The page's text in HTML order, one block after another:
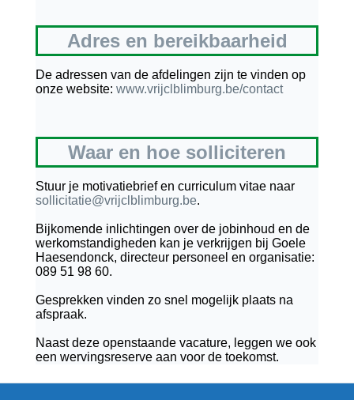
Adres en bereikbaarheid
De adressen van de afdelingen zijn te vinden op
onze website: www.vrijclblimburg.be/contact
Waar en hoe solliciteren
Stuur je motivatiebrief en curriculum vitae naar
sollicitatie@vrijclblimburg.be.
Bijkomende inlichtingen over de jobinhoud en de
werkomstandigheden kan je verkrijgen bij Goele
Haesendonck, directeur personeel en organisatie:
089 51 98 60.
Gesprekken vinden zo snel mogelijk plaats na
afspraak.
Naast deze openstaande vacature, leggen we ook
een wervingsreserve aan voor de toekomst.